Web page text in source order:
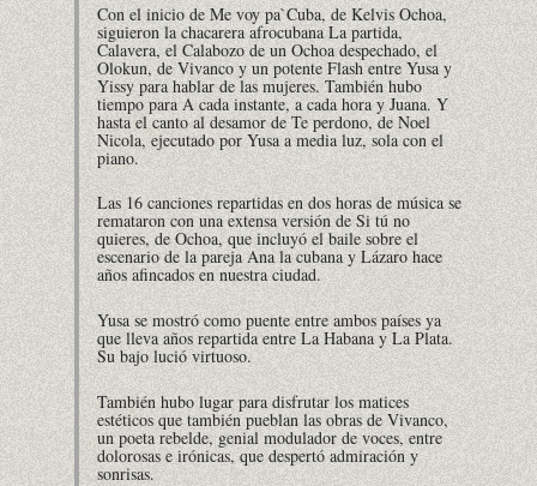
Con el inicio de Me voy pa`Cuba, de Kelvis Ochoa,
siguieron la chacarera afrocubana La partida,
Calavera, el Calabozo de un Ochoa despechado, el
Olokun, de Vivanco y un potente Flash entre Yusa y
Yissy para hablar de las mujeres. También hubo
tiempo para A cada instante, a cada hora y Juana. Y
hasta el canto al desamor de Te perdono, de Noel
Nicola, ejecutado por Yusa a media luz, sola con el
piano.
Las 16 canciones repartidas en dos horas de música se
remataron con una extensa versión de Si tú no
quieres, de Ochoa, que incluyó el baile sobre el
escenario de la pareja Ana la cubana y Lázaro hace
años afincados en nuestra ciudad.
Yusa se mostró como puente entre ambos países ya
que lleva años repartida entre La Habana y La Plata.
Su bajo lució virtuoso.
También hubo lugar para disfrutar los matices
estéticos que también pueblan las obras de Vivanco,
un poeta rebelde, genial modulador de voces, entre
dolorosas e irónicas, que despertó admiración y
sonrisas.